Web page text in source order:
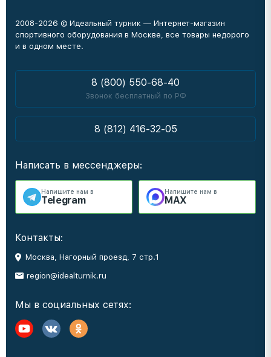
2008-2026 © Идеальный турник — Интернет-магазин
спортивного оборудования в Москве, все товары недорого
и в одном месте.
8 (800) 550-68-40
Звонок бесплатный по РФ
8 (812) 416-32-05
Написать в мессенджеры:
Напишите нам в
Telegram
Напишите нам в
MAX
Контакты:
Москва, Нагорный проезд, 7 стр.1
region@idealturnik.ru
Мы в социальных сетях: